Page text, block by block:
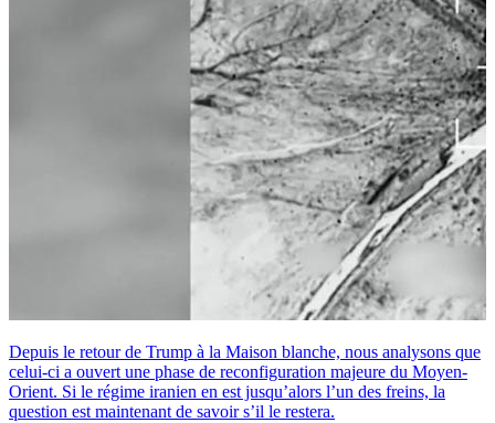
Depuis le retour de Trump à la Maison blanche, nous analysons que
celui-ci a ouvert une phase de reconfiguration majeure du Moyen-
Orient. Si le régime iranien en est jusqu’alors l’un des freins, la
question est maintenant de savoir s’il le restera.